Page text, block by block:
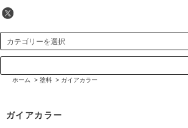
ホーム > 塗料 > ガイアカラー
ガイアカラー